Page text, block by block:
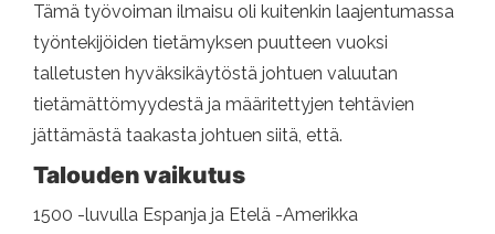
Tämä työvoiman ilmaisu oli kuitenkin laajentumassa
työntekijöiden tietämyksen puutteen vuoksi
talletusten hyväksikäytöstä johtuen valuutan
tietämättömyydestä ja määritettyjen tehtävien
jättämästä taakasta johtuen siitä, että.
Talouden vaikutus
1500 -luvulla Espanja ja Etelä -Amerikka